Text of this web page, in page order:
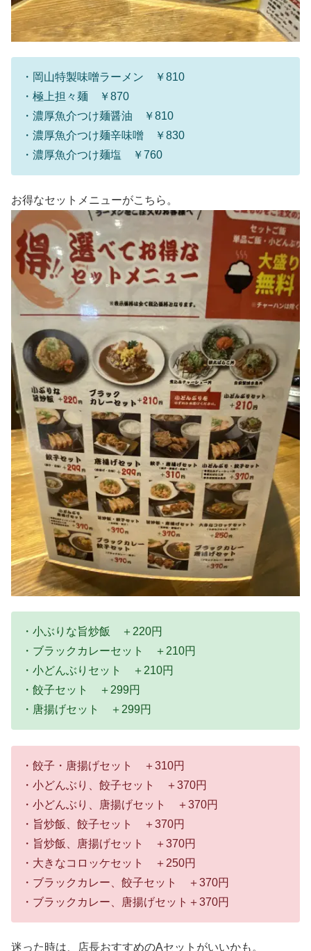
・岡山特製味噌ラーメン ￥810
・極上担々麺 ￥870
・濃厚魚介つけ麺醤油 ￥810
・濃厚魚介つけ麺辛味噌 ￥830
・濃厚魚介つけ麺塩 ￥760
お得なセットメニューがこちら。
・小ぶりな旨炒飯 ＋220円
・ブラックカレーセット ＋210円
・小どんぶりセット ＋210円
・餃子セット ＋299円
・唐揚げセット ＋299円
・餃子・唐揚げセット ＋310円
・小どんぶり、餃子セット ＋370円
・小どんぶり、唐揚げセット ＋370円
・旨炒飯、餃子セット ＋370円
・旨炒飯、唐揚げセット ＋370円
・大きなコロッケセット ＋250円
・ブラックカレー、餃子セット ＋370円
・ブラックカレー、唐揚げセット＋370円
迷った時は、店長おすすめのAセットがいいかも。